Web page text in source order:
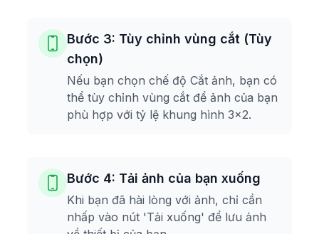
Bước 3: Tùy chỉnh vùng cắt (Tùy
chọn)
Nếu bạn chọn chế độ Cắt ảnh, bạn có
thể tùy chỉnh vùng cắt để ảnh của bạn
phù hợp với tỷ lệ khung hình 3x2.
Bước 4: Tải ảnh của bạn xuống
Khi bạn đã hài lòng với ảnh, chỉ cần
nhấp vào nút 'Tải xuống' để lưu ảnh